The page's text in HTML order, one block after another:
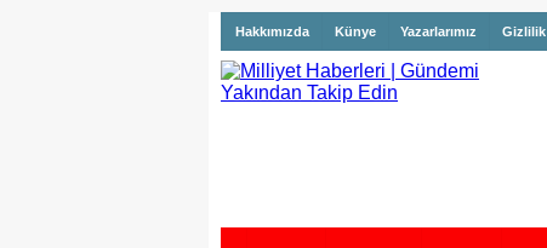
Hakkımızda Künye Yazarlarımız Gizlilik